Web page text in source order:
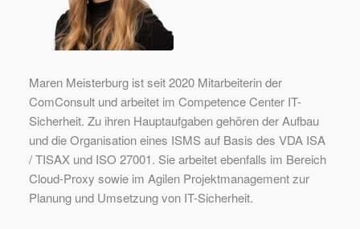
Maren Meisterburg ist seit 2020 Mitarbeiterin der
ComConsult und arbeitet im Competence Center IT-
Sicherheit. Zu ihren Hauptaufgaben gehören der Aufbau
und die Organisation eines ISMS auf Basis des VDA ISA
/ TISAX und ISO 27001. Sie arbeitet ebenfalls im Bereich
Cloud-Proxy sowie im Agilen Projektmanagement zur
Planung und Umsetzung von IT-Sicherheit.